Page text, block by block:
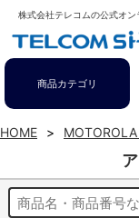
株式会社テレコムの公式オ
商品カテゴリ
HOME MOTOROLA